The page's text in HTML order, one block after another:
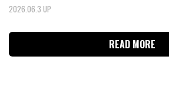
2026.06.3 UP
READ MORE